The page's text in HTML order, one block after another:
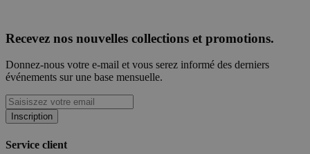
Recevez nos nouvelles collections et promotions.
Donnez-nous votre e-mail et vous serez informé des derniers
événements sur une base mensuelle.
Inscription
Service client